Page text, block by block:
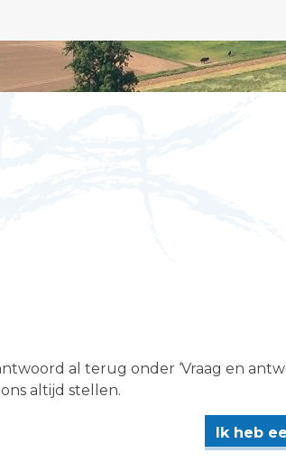
al terug onder ‘Vraag en
altijd stellen.
Ik heb